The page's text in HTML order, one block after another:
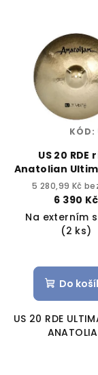
US 20 RDE
Anatolian
5 280,99 Kč
6 390 Kč
Na externím
(2 ks)
Do
US 20 RDE
KÓD: